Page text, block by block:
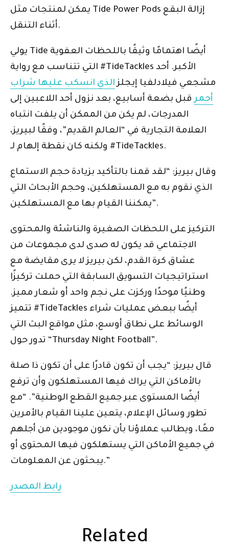
يمكن لمنتجات مثل Tide Power Pods إزالة البقع
أثناء التنقل.
يولي Tide أيضًا اهتمامًا وثيقًا باللحظات العفوية
التي تتناسب مع رواية #TideTackles الأكبر. أحد
مشجعي فيلادلفيا إيجلزالذي انسكب عليها شراب
أحمرقبل بضعة أسابيع، بعد نزول أحد اللاعبين إلى
المدرجات، لم يكن من الممكن أن يلفت انتباه
العلامة التجارية في “العالم القديم”، وفقًا لبيريز،
ولكنه كان نقطة إلهام لـ #TideTackles.
وقال بيريز: “لقد قمنا بالتأكيد بزيادة حجم الاستماع
الذي نقوم به مع المستهلكين، وحجم الأبحاث التي
يمكننا القيام بها مع المستهلكين”.
التركيز على اللحظات الصغيرة والناشئة والمحتوى
الاجتماعي قد يكون له صدى لدى مجموعات من
عشاق كرة القدم، لكن بيريز لا يرى مقايضة مع
استراتيجيات التسويق السابقة التي حملت تركيزًا
وطنيًا موحدًا وركزت على نجم واحد أو شعار مميز.
تتميز #TideTackles أيضًا ببعض عمليات شراء
الوسائط على نطاق أوسع، مثل مواقع البث التي
تدور حول “Thursday Night Football”.
قال بيريز: “يجب أن تكون قادرًا على أن تكون ذا صلة
بالأماكن التي يراك فيها المستهلكون وأن ترفع
أيضًا المستوى عبر جميع القطع الوطنية”. “مع
تطور وسائل الإعلام، يتعين علينا القيام بالأمرين
معًا، ويطالب عملاؤنا بأن نكون موجودين من أجلهم
في جميع الأماكن التي يستهلكون فيها المحتوى أو
يبحثون عن المعلومات.”
رابط المصدر
Related